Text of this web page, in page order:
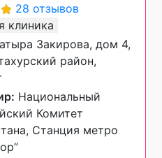
28 отзывов
клиника
Закирова, дом 4,
район,
Национальный
Комитет
Станция метро